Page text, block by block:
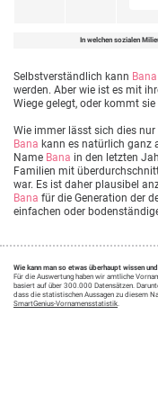
In welchen sozialen
Selbstverständlich kann Bana
werden. Aber wie ist es mit
Wiege gelegt, oder kommt
Wie immer lässt sich dies
Bana kann es natürlich ganz
Name Bana in den letzten
Familien mit
war. Es ist daher plausibel
Bana für die Generation der
einfachen oder
Wie kann man so etwas überhaupt wissen
Für die Auswertung haben wir amtliche
basiert auf über 300.000 Datensätzen.
dass die statistischen Aussagen zu diesem
SmartGenius-Vornamensstatistik.